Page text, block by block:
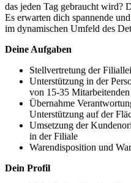
das jeden Tag gebraucht wird?
Es erwarten dich spannende
im dynamischen Umfeld des
Deine Aufgaben
Stellvertretung der
Unterstützung in der
von 15-35 Mitarbeitenden
Übernahme
Unterstützung auf der
Umsetzung der
in der Filiale
Warendisposition und
Dein Profil